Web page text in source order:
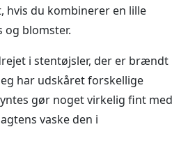
hvis du kombinerer en lille
og blomster.
i stentøjsler, der er brændt
har udskåret forskellige
gør noget virkelig fint med
vaske den i